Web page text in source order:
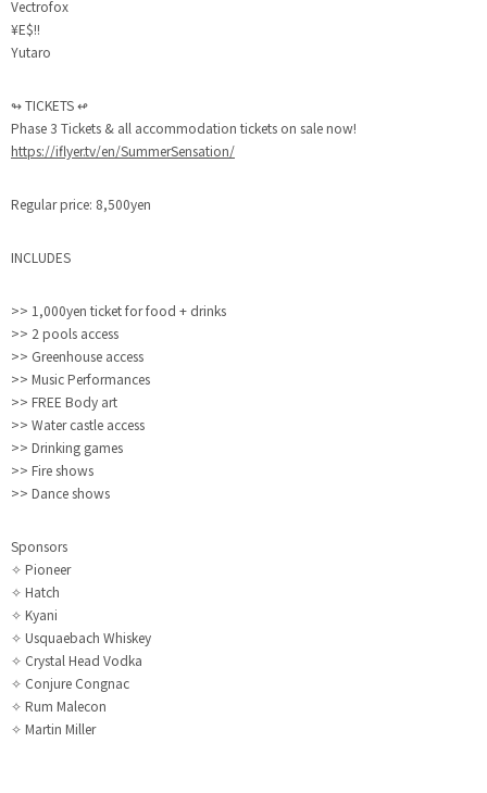
Vectrofox
¥E$!!
Yutaro
↬ TICKETS ↫
Phase 3 Tickets & all accommodation tickets on sale now!
https://iflyer.tv/en/SummerSensation/
Regular price: 8,500yen
INCLUDES
>> 1,000yen ticket for food + drinks
>> 2 pools access
>> Greenhouse access
>> Music Performances
>> FREE Body art
>> Water castle access
>> Drinking games
>> Fire shows
>> Dance shows
Sponsors
✧ Pioneer
✧ Hatch
✧ Kyani
✧ Usquaebach Whiskey
✧ Crystal Head Vodka
✧ Conjure Congnac
✧ Rum Malecon
✧ Martin Miller